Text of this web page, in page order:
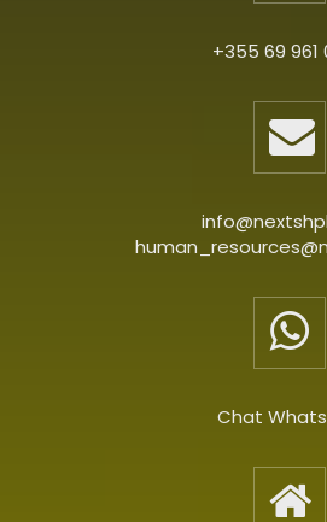
+355 69 961
Chat